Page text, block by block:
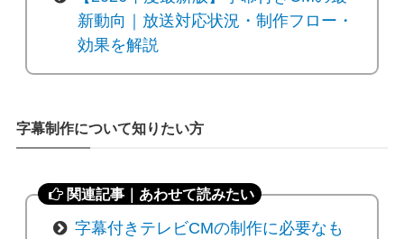
新動向｜放送対応状況・制作フロー・
効果を解説
字幕制作について知りたい方
関連記事｜あわせて読みたい
字幕付きテレビCMの制作に必要なも